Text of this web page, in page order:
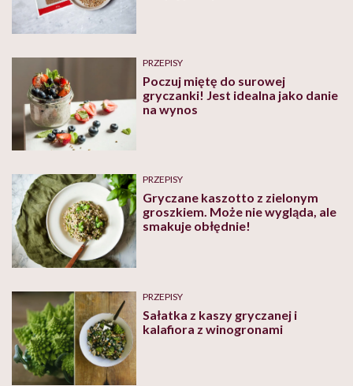
PRZEPISY
Poczuj miętę do surowej
gryczanki! Jest idealna jako danie
na wynos
PRZEPISY
Gryczane kaszotto z zielonym
groszkiem. Może nie wygląda, ale
smakuje obłędnie!
PRZEPISY
Sałatka z kaszy gryczanej i
kalafiora z winogronami